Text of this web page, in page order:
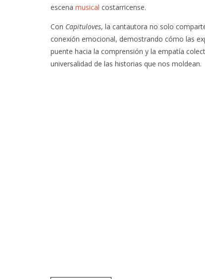
escena musical costarricense.
Con Capituloves, la cantautora no solo
conexión emocional, demostrando cómo las
puente hacia la comprensión y la empatía
universalidad de las historias que nos moldean.